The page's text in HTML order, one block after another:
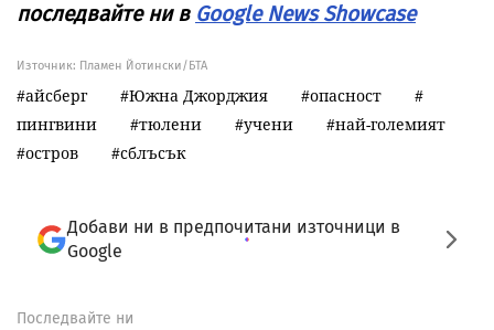
последвайте ни в Google News Showcase
Източник: Пламен Йотински/БТА
айсберг Южна Джорджия
опасност
пингвини
тюлени учени
най-големият
остров
сблъсък
Добави ни в предпочитани източници в
Google
Последвайте ни